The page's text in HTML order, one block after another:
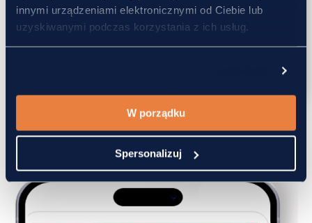
innymi urządzeniami elektronicznymi od Ciebie lub
uzyskiwanymi podczas korzystania z ich usług.
W porządku
Spersonalizuj